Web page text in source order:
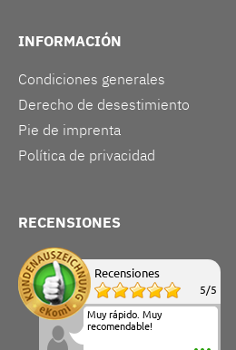
INFORMACIÓN
Condiciones generales
Derecho de desestimiento
Pie de imprenta
Política de privacidad
RECENSIONES
Recensiones
5/5
Muy rápido. Muy
recomendable!